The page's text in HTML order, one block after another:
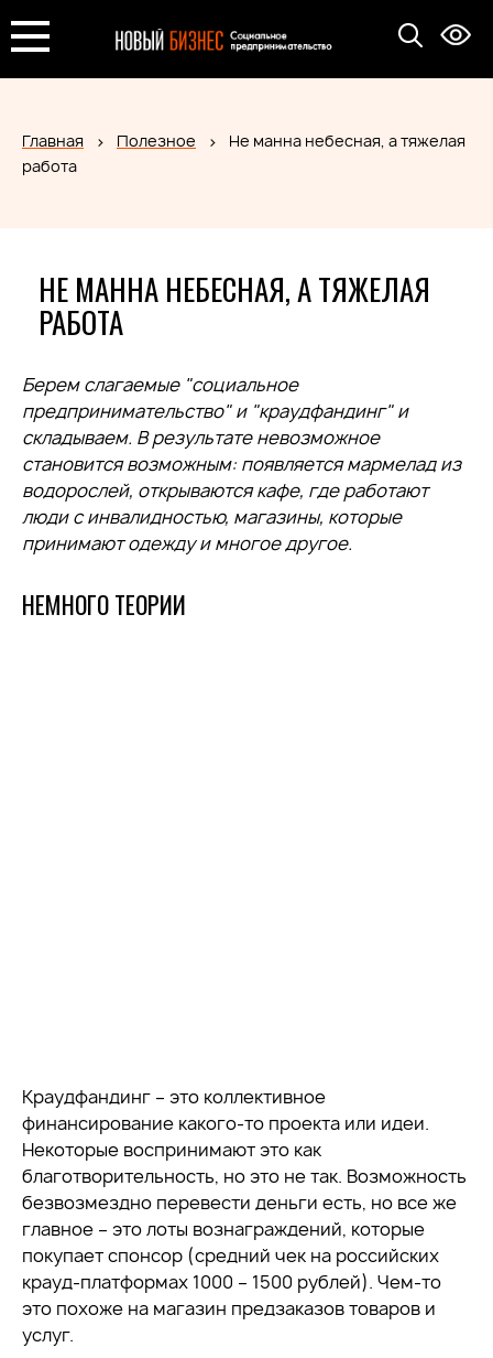
Главная Полезное
Не манна небесная, а тяжелая
работа
НЕ МАННА НЕБЕСНАЯ, А ТЯЖЕЛАЯ
РАБОТА
Берем слагаемые "социальное
предпринимательство" и "краудфандинг" и
складываем. В результате невозможное
становится возможным: появляется мармелад из
водорослей, открываются кафе, где работают
люди с инвалидностью, магазины, которые
принимают одежду и многое другое.
НЕМНОГО ТЕОРИИ
Краудфандинг – это коллективное
финансирование какого-то проекта или идеи.
Некоторые воспринимают это как
благотворительность, но это не так. Возможность
безвозмездно перевести деньги есть, но все же
главное – это лоты вознаграждений, которые
покупает спонсор (средний чек на российских
крауд-платформах 1000 – 1500 рублей). Чем-то
это похоже на магазин предзаказов товаров и
услуг.